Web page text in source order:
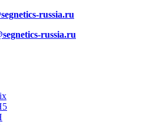
russia.ru
russia.ru